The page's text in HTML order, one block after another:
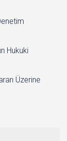
Hukuki
Üzerine